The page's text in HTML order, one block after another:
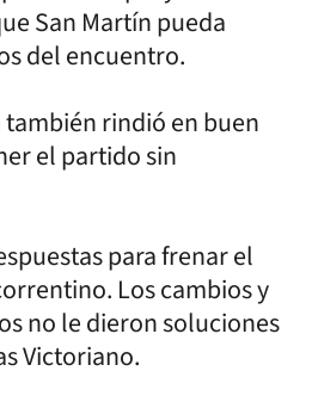
San Martín pueda
del encuentro.
rindió en buen
el partido sin
para frenar el
Los cambios y
no le dieron soluciones
Victoriano.